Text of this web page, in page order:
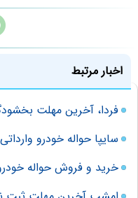
اخبار مرتبط
فردا، آخرین مهلت
سایپا حواله‌ خودرو
خرید و فروش حواله خودرو